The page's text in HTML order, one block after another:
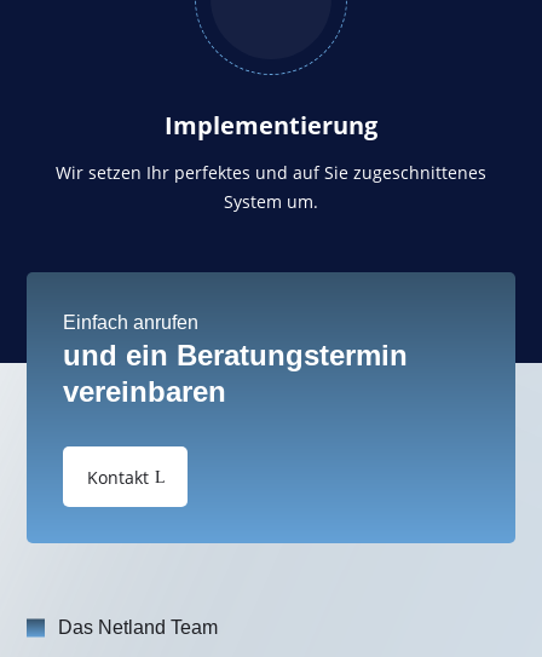
Implementierung
Wir setzen Ihr perfektes und auf Sie zugeschnittenes
System um.
Einfach anrufen
und ein Beratungstermin
vereinbaren
Kontakt
Das Netland Team